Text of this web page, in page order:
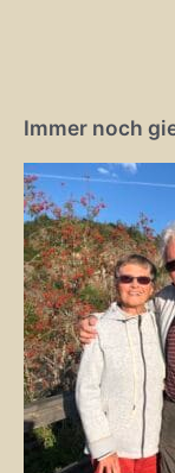
Immer noch